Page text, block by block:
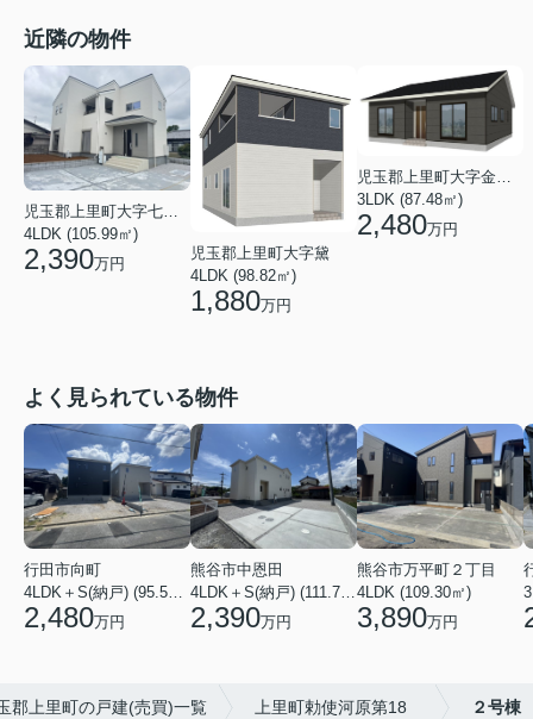
近隣の物件
児玉郡上里町大字七本木
4LDK (105.99㎡)
2,390万円
児玉郡上里町大字黛
4LDK (98.82㎡)
1,880万円
児玉郡上里町大字金久保
3LDK (87.48㎡)
2,480万円
よく見られている物件
行田市向町
4LDK＋S(納戸) (95.58㎡)
2,480万円
熊谷市中恩田
4LDK＋S(納戸) (111.78㎡)
2,390万円
熊谷市万平町２丁目
4LDK (109.30㎡)
3,890万円
郡上里町の戸建(売買)一覧 上里町勅使河原第18 ２号棟